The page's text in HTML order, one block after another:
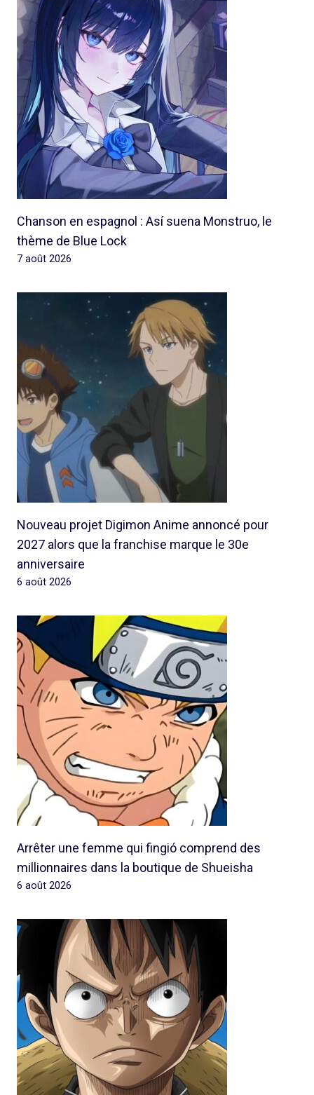
Chanson en espagnol : Así suena Monstruo, le
thème de Blue Lock
7 août 2026
Nouveau projet Digimon Anime annoncé pour
2027 alors que la franchise marque le 30e
anniversaire
6 août 2026
Arrêter une femme qui fingió comprend des
millionnaires dans la boutique de Shueisha
6 août 2026